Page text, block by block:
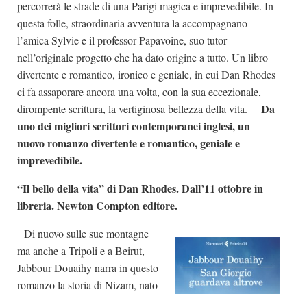
percorrerà le strade di una Parigi magica e imprevedibile. In
questa folle, straordinaria avventura la accompagnano
l’amica Sylvie e il professor Papavoine, suo tutor
nell’originale progetto che ha dato origine a tutto. Un libro
divertente e romantico, ironico e geniale, in cui Dan Rhodes
ci fa assaporare ancora una volta, con la sua eccezionale,
dirompente scrittura, la vertiginosa bellezza della vita.
Da
uno dei migliori scrittori contemporanei inglesi, un
nuovo romanzo divertente e romantico, geniale e
imprevedibile.
“Il bello della vita” di Dan Rhodes. Dall’11 ottobre in
libreria. Newton Compton editore.
Di nuovo sulle sue montagne
ma anche a Tripoli e a Beirut,
Jabbour Douaihy narra in questo
romanzo la storia di Nizam, nato